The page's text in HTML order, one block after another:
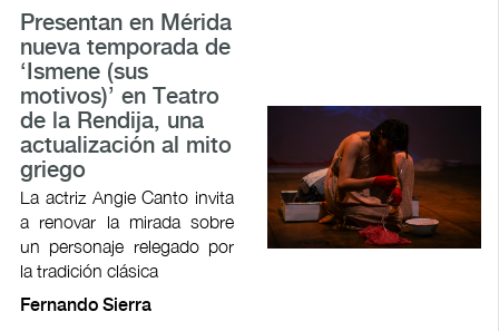
Presentan en Mérida
nueva temporada de
‘Ismene (sus
motivos)’ en Teatro
de la Rendija, una
actualización al mito
griego
La actriz Angie Canto invita
a renovar la mirada sobre
un personaje relegado por
la tradición clásica
Fernando Sierra